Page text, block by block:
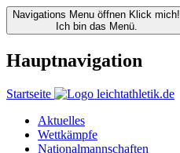
Navigations Menu öffnen Klick mich!
Ich bin das Menü.
Hauptnavigation
Startseite
Aktuelles
Wettkämpfe
Nationalmannschaften